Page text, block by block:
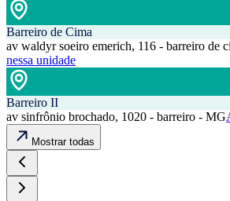
Barreiro de Cima
av waldyr soeiro emerich, 116 - barreiro de
nessa unidade
Barreiro II
av sinfrônio brochado, 1020 - barreiro - MG
Mostrar todas